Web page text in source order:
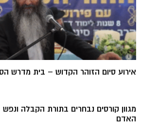
אירוע סיום הזוהר הקדוש – בית מדרש
מגוון קורסים נבחרים בתורת הקבלה ונפש
האדם